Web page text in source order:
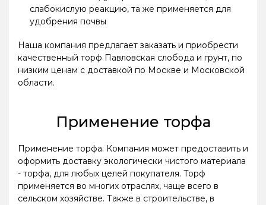
слабокислую реакцию, та же применяется для
удобрения почвы
Наша компания предлагает заказать и приобрести
качественный торф Павловская слобода и грунт, по
низким ценам с доставкой по Москве и Московской
области.
Применение торфа
Применение торфа. Компания может предоставить и
оформить доставку экологически чистого материала
- торфа, для любых целей покупателя. Торф
применяется во многих отраслях, чаще всего в
сельском хозяйстве. Также в строительстве, в